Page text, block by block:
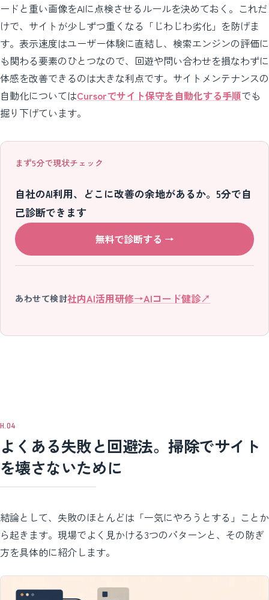
ードと重い画像をAIに点検させるルールを決めておく。これだ
けで、サイトが少しずつ重くなる「じわじわ劣化」を防げま
す。表示速度はユーザー体験に直結し、検索エンジンの評価に
も関わる要素のひとつなので、回遊や問い合わせを損なわずに
体感を改善できるのは大きな利点です。サイトメンテナンスの
自動化についてはCursorでサイト保守を自動化する手順でも
掘り下げています。
まず5分で現状チェック
自社のAI利用、どこに改善の余地があるか。5分で自
己診断できます
無料で診断する →
あわせて検討社内AI活用研修→AIコード健診↗
よくある失敗と回避法。掃除でサイト
を壊さないために
結論として、失敗のほとんどは「一気にやろうとする」ことか
ら起きます。現場でよく見かける3つのパターンと、その防ぎ
方を具体的に紹介します。